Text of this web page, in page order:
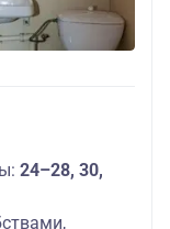
24–28, 30,